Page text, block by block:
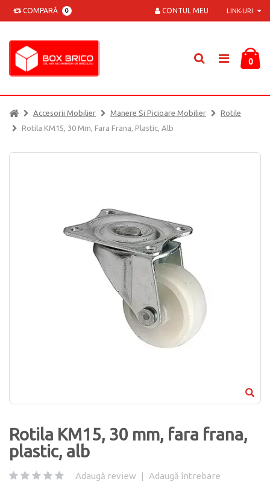
COMPARĂ 0 LINK-URI
CONTUL MEU
0
Accesorii Mobilier Manere Si Picioare Mobilier
Rotile
Rotila KM15, 30 Mm, Fara Frana, Plastic, Alb
Rotila KM15, 30 mm, fara frana,
plastic, alb
Adaugă review | Adaugă întrebare